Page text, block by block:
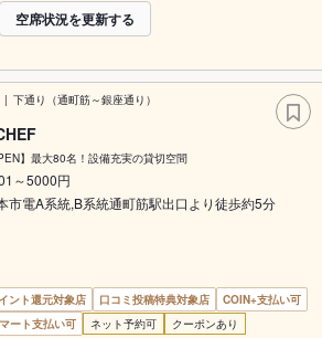
空席状況を更新する
下通り（通町筋～銀座通り）
】最大80名！設備充実の貸切空間
～5000円
市電A系統,B系統通町筋駅出口より徒歩約5分
ント還元対象店 口コミ投稿特典対象店
COIN+支払い可
ート支払い可 ネット予約可 クーポンあり